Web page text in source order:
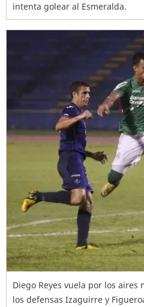
intenta golear al Esmeralda.
Diego Reyes vuela por los
los defensas Izaguirre y